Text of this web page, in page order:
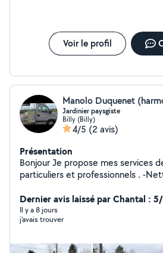
Voir le profil
Manolo Duquenet
Jardinier paysgiste
Billy (Billy)
4/5 (2 avis)
Présentation
Bonjour Je propose mes services de nettoyage pour
particuliers et professionnels . -Nettoyage de fin de
Débarras de maison ou appartement -Débarras
bureau -Location de benne -Entretien d'espace vert ,
taille , tonte , élagage Devis gratuit et
Cordialement . Billy 41130
Dernier avis laissé par Chantal :
Il y a 8 jours
j'avais trouver